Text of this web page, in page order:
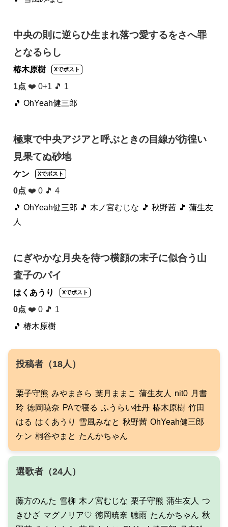
中央の則に逆らひ生まれ落つ愛するをさへ罪
となるらし
椿木原樹 Xでポスト
1点 ❤️ 0+1 🎵 1
🎵 OhYeah健三郎
極東で中央アジアと呼ぶときの目線が彷徨い
見果てぬ砂地
ケン Xでポスト
0点 ❤️ 0 🎵 4
🎵 OhYeah健三郎 🎵 木ノ宮むじな 🎵 秋野茜 🎵 蒲生友
人
にぎやかな月央を待つ横顔の末子に似合う山
査子のパイ
はくあうり Xでポスト
0点 ❤️ 0 🎵 1
🎵 椿木原樹
投稿者（18人）
栗子守熊 みやまさら 葉月ままこ 蒲生友人 nit0 月書
玲 徳岡暁奈 PAで寝る ふうらい牡丹 椿木原樹 竹田
はる はくあうり 雪風みなと 秋野茜 OhYeah健三郎
ケン 桐谷やまと たんかちゃん
選歌者（24人）
藤方のんた 雪柳 木ノ宮むじな 栗子守熊 蒲生友人 つ
きひざ マグノリア♡ 徳岡暁奈 聴雨 たんかちゃん 秋